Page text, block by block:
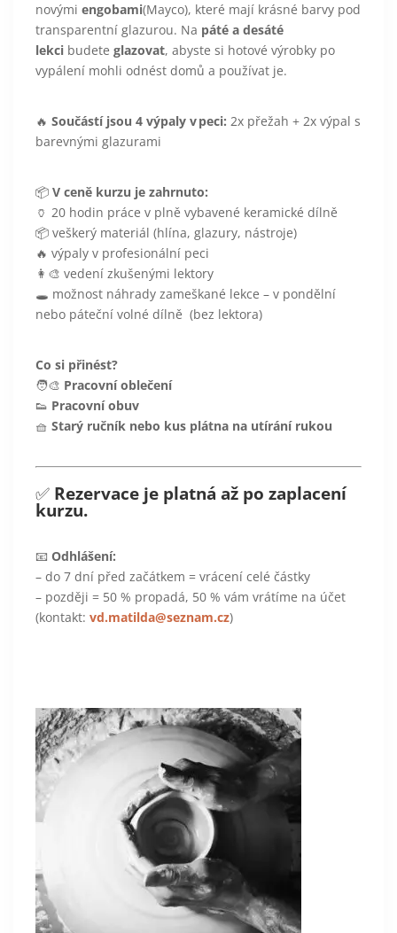
novými engobami(Mayco), které mají krásné barvy pod
transparentní glazurou. Na páté a desáté
lekci budete glazovat, abyste si hotové výrobky po
vypálení mohli odnést domů a používat je.
🔥 Součástí jsou 4 výpaly v peci: 2x přežah + 2x výpal s
barevnými glazurami
📦 V ceně kurzu je zahrnuto:
🏺 20 hodin práce v plně vybavené keramické dílně
📦 veškerý materiál (hlína, glazury, nástroje)
🔥 výpaly v profesionální peci
👩‍🎨 vedení zkušenými lektory
🕳️ možnost náhrady zameškané lekce – v pondělní
nebo páteční volné dílně (bez lektora)
Co si přinést?
🧑‍🎨 Pracovní oblečení
👟 Pracovní obuv
🧺 Starý ručník nebo kus plátna na utírání rukou
✅ Rezervace je platná až po zaplacení
kurzu.
📧 Odhlášení:
– do 7 dní před začátkem = vrácení celé částky
– později = 50 % propadá, 50 % vám vrátíme na účet
(kontakt: vd.matilda@seznam.cz)